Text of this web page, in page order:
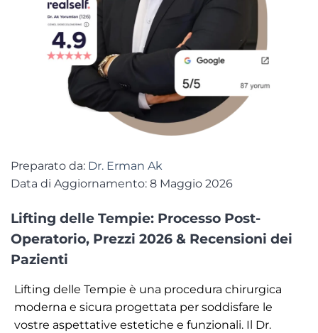
Preparato da: Dr. Erman Ak
Data di Aggiornamento: 8 Maggio 2026
Lifting delle Tempie: Processo Post-
Operatorio, Prezzi 2026 & Recensioni dei
Pazienti
Lifting delle Tempie è una procedura chirurgica
moderna e sicura progettata per soddisfare le
vostre aspettative estetiche e funzionali. Il Dr.